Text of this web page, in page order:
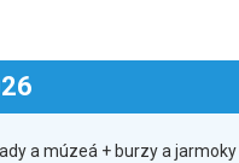
a múzeá + burzy a jarmoky